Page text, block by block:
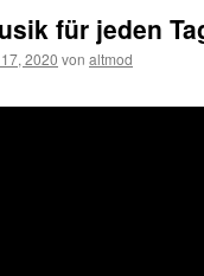
für jeden
2020 von altmod